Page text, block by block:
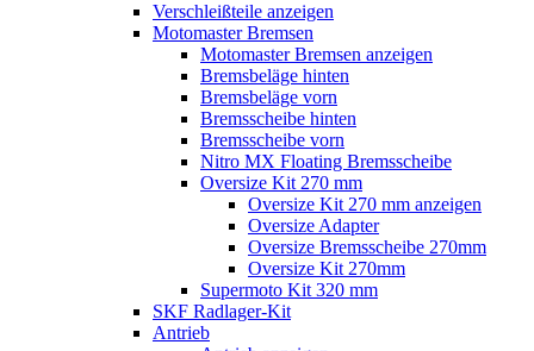
Verschleißteile anzeigen
Motomaster Bremsen
Motomaster Bremsen anzeigen
Bremsbeläge hinten
Bremsbeläge vorn
Bremsscheibe hinten
Bremsscheibe vorn
Nitro MX Floating Bremsscheibe
Oversize Kit 270 mm
Oversize Kit 270 mm anzeigen
Oversize Adapter
Oversize Bremsscheibe 270mm
Oversize Kit 270mm
Supermoto Kit 320 mm
SKF Radlager-Kit
Antrieb